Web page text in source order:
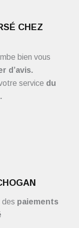
CHEZ
bien vous
d’avis.
service du
des paiements